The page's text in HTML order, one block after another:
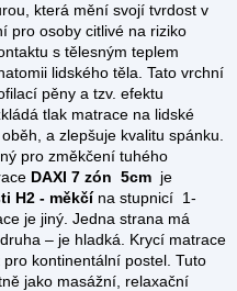
která mění svojí tvrdost v
pro osoby citlivé na riziko
s tělesným teplem
lidského těla. Tato vrchní
pěny a tzv. efektu
tlak matrace na lidské
a zlepšuje kvalitu spánku.
pro změkčení tuhého
DAXI 7 zón 5cm je
H2 - měkčína stupnicí 1-
je jiný. Jedna strana má
– je hladká. Krycí matrace
kontinentální postel. Tuto
jako masážní, relaxační